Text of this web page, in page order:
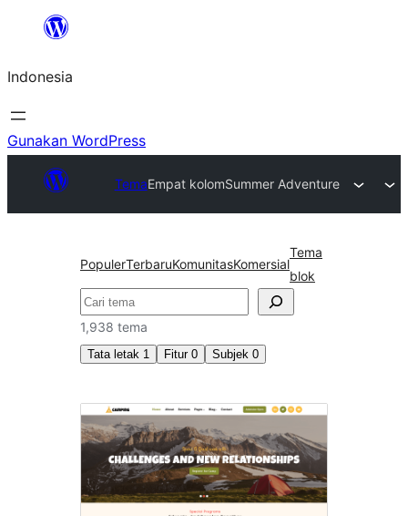
Lewati
konten
Indonesia
Gunakan WordPress
TemaEmpat kolomSummer Adventure
PopulerTerbaruKomunitasKomersial
Tema
blok
Cari
1,938 tema
Tata letak 1 Fitur 0 Subjek 0
Empat
kolom